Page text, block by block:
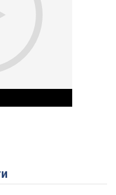
Video